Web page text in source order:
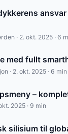
· 2. okt. 2025 · 6
med fullt
· 2. okt. 2025 · 6 min
–
2025 · 9 min
silisium til